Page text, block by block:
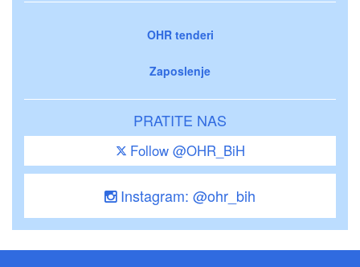
OHR tenderi
Zaposlenje
PRATITE NAS
Follow @OHR_BiH
Instagram: @ohr_bih